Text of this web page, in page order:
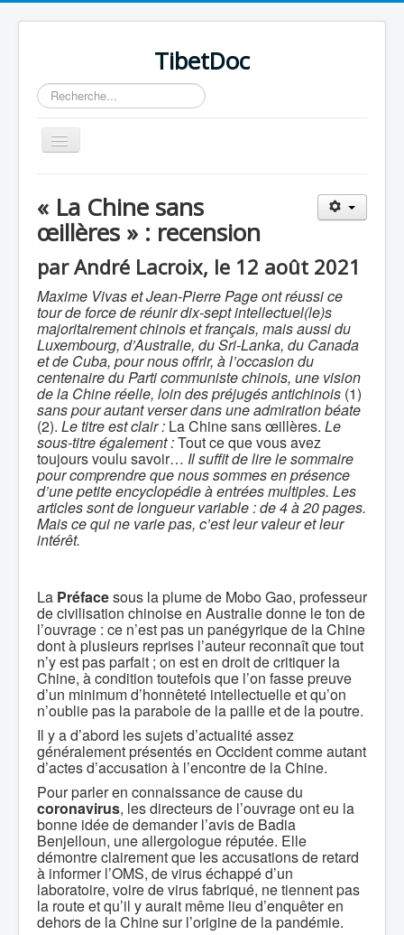
TibetDoc
Rechercher
Basculer
la
≡
« La Chine sans
œillères » : recension
par André Lacroix, le 12 août 2021
Maxime Vivas et Jean-Pierre Page ont réussi ce
tour de force de réunir dix-sept intellectuel(le)s
majoritairement chinois et français, mais aussi du
Luxembourg, d’Australie, du Sri-Lanka, du Canada
et de Cuba, pour nous offrir, à l’occasion du
centenaire du Parti communiste chinois, une vision
de la Chine réelle, loin des préjugés antichinois (1)
sans pour autant verser dans une admiration béate
(2). Le titre est clair : La Chine sans œillères. Le
sous-titre également :Tout ce que vous avez
toujours voulu savoir… Il suffit de lire le sommaire
pour comprendre que nous sommes en présence
d’une petite encyclopédie à entrées multiples. Les
articles sont de longueur variable : de 4 à 20 pages.
Mais ce qui ne varie pas, c’est leur valeur et leur
intérêt.
La Préfacesous la plume de Mobo Gao, professeur
de civilisation chinoise en Australie donne le ton de
l’ouvrage : ce n’est pas un panégyrique de la Chine
dont à plusieurs reprises l’auteur reconnaît que tout
n’y est pas parfait ; on est en droit de critiquer la
Chine, à condition toutefois que l’on fasse preuve
d’un minimum d’honnêteté intellectuelle et qu’on
n’oublie pas la parabole de la paille et de la poutre.
Il y a d’abord les sujets d’actualité assez
généralement présentés en Occident comme autant
d’actes d’accusation à l’encontre de la Chine.
Pour parler en connaissance de cause du
coronavirus, les directeurs de l’ouvrage ont eu la
bonne idée de demander l’avis de Badia
Benjelloun, une allergologue réputée. Elle
démontre clairement que les accusations de retard
à informer l’OMS, de virus échappé d’un
laboratoire, voire de virus fabriqué, ne tiennent pas
la route et qu’il y aurait même lieu d’enquêter en
dehors de la Chine sur l’origine de la pandémie.